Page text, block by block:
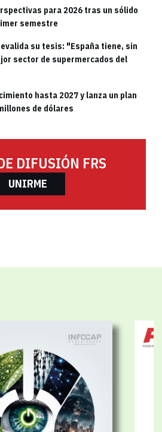
para 2026 tras un sólido
semestre
su tesis: "España tiene, sin
sector de supermercados del
hasta 2027 y lanza un plan
de dólares
DIFUSIÓN FRS
UNIRME